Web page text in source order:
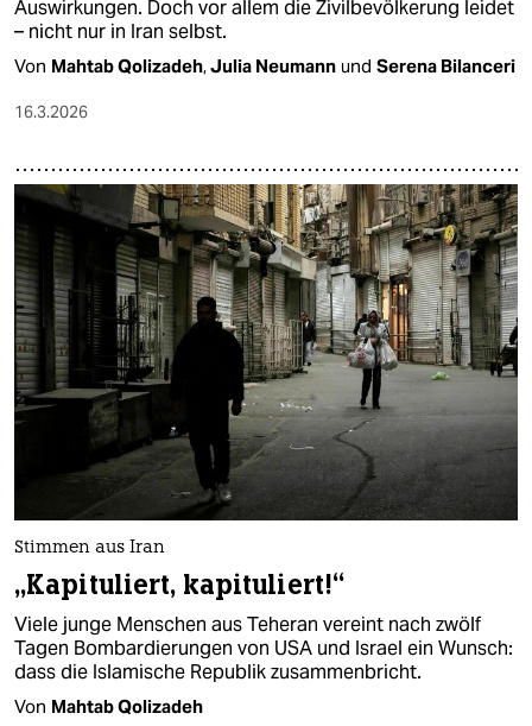
Auswirkungen. Doch vor allem die Zivilbevölkerung leidet
– nicht nur in Iran selbst.
Von Mahtab Qolizadeh,Julia Neumann und Serena Bilanceri
16.3.2026
Stimmen aus Iran
„Kapituliert, kapituliert!“
Viele junge Menschen aus Teheran vereint nach zwölf
Tagen Bombardierungen von USA und Israel ein Wunsch:
dass die Islamische Republik zusammenbricht.
Von Mahtab Qolizadeh